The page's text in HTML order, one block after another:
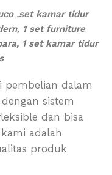
,set kamar tidur
1 set furniture
1 set kamar tidur
pembelian dalam
sistem
dan bisa
adalah
produk